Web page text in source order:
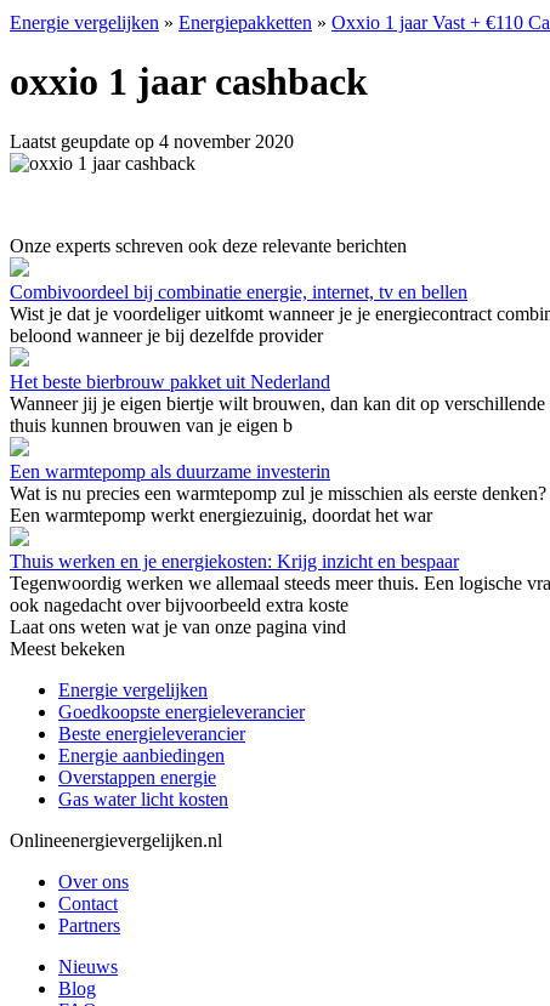
Energie vergelijken » Energiepakketten » Oxxio 1 jaar Vast + €110
oxxio 1 jaar cashback
Laatst geupdate op 4 november 2020
Onze experts schreven ook deze relevante berichten
Combivoordeel bij combinatie energie, internet, tv en bellen
Wist je dat je voordeliger uitkomt wanneer je je energiecontract
beloond wanneer je bij dezelfde provider
Het beste bierbrouw pakket uit Nederland
Wanneer jij je eigen biertje wilt brouwen, dan kan dit op
thuis kunnen brouwen van je eigen b
Een warmtepomp als duurzame investerin
Wat is nu precies een warmtepomp zul je misschien als eerste
Een warmtepomp werkt energiezuinig, doordat het war
Thuis werken en je energiekosten: Krijg inzicht en bespaar
Tegenwoordig werken we allemaal steeds meer thuis. Een logische
ook nagedacht over bijvoorbeeld extra koste
Laat ons weten wat je van onze pagina vind
Meest bekeken
Energie vergelijken
Goedkoopste energieleverancier
Beste energieleverancier
Energie aanbiedingen
Overstappen energie
Gas water licht kosten
Onlineenergievergelijken.nl
Over ons
Contact
Partners
Nieuws
Blog